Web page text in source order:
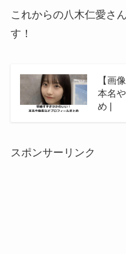
これからの八木仁愛さ
す！
【画
本名
め |
スポンサーリンク